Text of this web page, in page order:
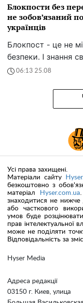
Блокпости без
не зобов’язаний
українців
Блокпост - це не
безпеки. І знання
06:13 25.08
Hyser Media
Адреса редакції
03150 г. Киев, улица
Усі права захищені.
Матеріали сайту
безкоштовно з
матеріал
Hyser.com.ua
знаходитися не нижче
або часткового
умов буде
прав інтелектуальної
може не поділяти
Відповідальність за